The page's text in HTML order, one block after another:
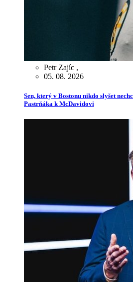
Petr Zajíc ,
05. 08. 2026
Sen, který v Bostonu nikdo slyšet
Pastrňáka k McDavidovi